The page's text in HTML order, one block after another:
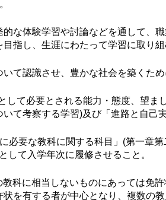
な体験学習や討論などを通して、
指し、生涯にわたって学習に取り
認識させ、豊かな社会を築くた
て必要とされる能力・態度、望
て考察する学習)及び「進路と自己
要な教科に関する科目」(第一章第
して入学年次に履修させること。
科に相当しないものにあっては免
を有する者が中心となり、複数の